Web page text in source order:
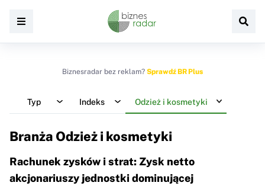
Biznesradar bez reklam? Sprawdź BR Plus
Typ Indeks Odzież i kosmetyki
Branża Odzież i kosmetyki
Rachunek zysków i strat: Zysk netto
akcjonariuszy jednostki dominującej